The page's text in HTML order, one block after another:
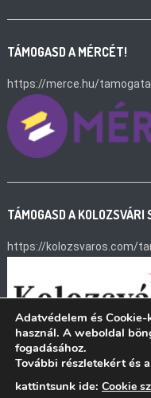
TÁMOGASD A MÉRCÉT!
https://merce.hu/
TÁMOGASD A KOLOZSVÁRI
https://kolozsvaros.com/
Adatvédelem és
használ. A weboldal
fogadásához.
További részletekért és
kattintsunk ide: Cookie